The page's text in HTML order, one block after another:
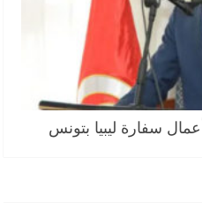
سفارة ليبيا بتونس